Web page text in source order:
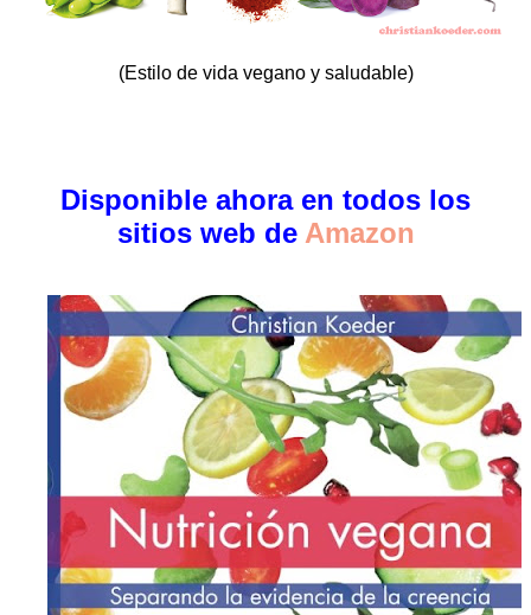
(Estilo de vida vegano y saludable)
Disponible ahora en todos los
sitios web de Amazon